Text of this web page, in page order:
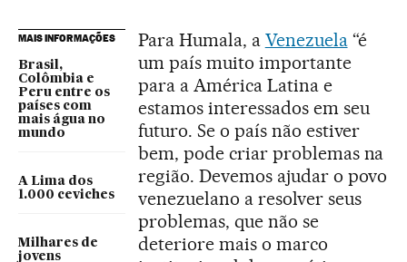
MAIS INFORMAÇÕES
Brasil,
Colômbia e
Peru entre os
países com
mais água no
mundo
A Lima dos
1.000 ceviches
Milhares de
jovens
Para Humala, a Venezuela“é
um país muito importante
para a América Latina e
estamos interessados em seu
futuro. Se o país não estiver
bem, pode criar problemas na
região. Devemos ajudar o povo
venezuelano a resolver seus
problemas, que não se
deteriore mais o marco